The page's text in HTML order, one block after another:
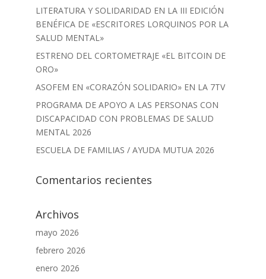
LITERATURA Y SOLIDARIDAD EN LA III EDICIÓN
BENÉFICA DE «ESCRITORES LORQUINOS POR LA
SALUD MENTAL»
ESTRENO DEL CORTOMETRAJE «EL BITCOIN DE
ORO»
ASOFEM EN «CORAZÓN SOLIDARIO» EN LA 7TV
PROGRAMA DE APOYO A LAS PERSONAS CON
DISCAPACIDAD CON PROBLEMAS DE SALUD
MENTAL 2026
ESCUELA DE FAMILIAS / AYUDA MUTUA 2026
Comentarios recientes
Archivos
mayo 2026
febrero 2026
enero 2026